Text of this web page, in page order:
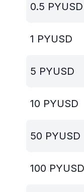
0.5 PYUSD
1 PYUSD
5 PYUSD
10 PYUSD
50 PYUSD
100 PYUSD